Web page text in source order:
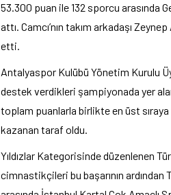
53.300 puan ile 132 sporcu arasında
attı. Camcı’nın takım arkadaşı
etti.
Antalyaspor Kulübü Yönetim Kurulu
destek verdikleri şampiyonada yer
toplam puanlarla birlikte en üst
kazanan taraf oldu.
Yıldızlar Kategorisinde düzenlenen
cimnastikçileri bu başarının